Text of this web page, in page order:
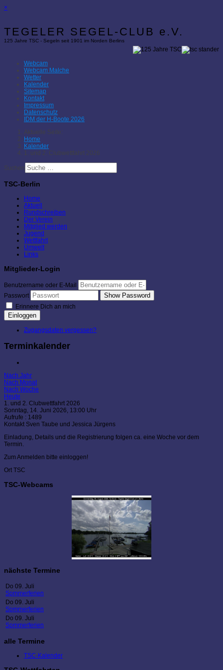
×
TEGELER SEGEL-CLUB e.V.
125 Jahre TSC - Segeln seit 1901 im Norden Berlins
Webcam
Webcam Malche
Wetter
Kalender
Sitemap
Kontakt
Impressum
Datenschutz
IDM der H-Boote 2026
Aktuelle Seite:
Home
Kalender
1. und 2. Clubwettfahrt 2026
Suchen
TSC-Berlin
Home
Aktuell
Rundschreiben
Der Verein
Mitglied werden
Jugend
Wettfahrt
Umwelt
Links
Mitglieder-Login
Benutzername oder E-Mail
Passwort
Show Password
Erinnere Dich an mich
Einloggen
Zugangsdaten vergessen?
Terminkalender
Nach Jahr
Nach Monat
Nach Woche
Heute
1. und 2. Clubwettfahrt 2026
Sonntag, 14. Juni 2026, 13:00 Uhr
Aufrufe : 1489
Kontakt Sven Taube und Jessica Jürgens
Einladung, Details und die Registrierung folgen ca. eine Woche vor dem
Termin.
Zum Anmelden bitte einloggen!
Ort TSC
TSC-Webcams
nächste Termine
Do 09. Juli
Sommerferien
Do 09. Juli
Sommerferien
Do 09. Juli
Sommerferien
alle Termine
TSC-Kalender